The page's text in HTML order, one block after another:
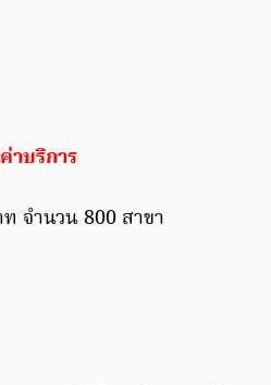
าบริการ
จำนวน 800 สาขา